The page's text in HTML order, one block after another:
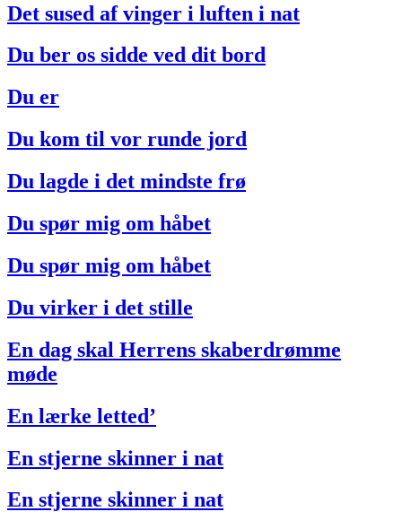
Det sused af vinger i luften i nat
Du ber os sidde ved dit bord
Du er
Du kom til vor runde jord
Du lagde i det mindste frø
Du spør mig om håbet
Du spør mig om håbet
Du virker i det stille
En dag skal Herrens skaberdrømme
møde
En lærke letted’
En stjerne skinner i nat
En stjerne skinner i nat